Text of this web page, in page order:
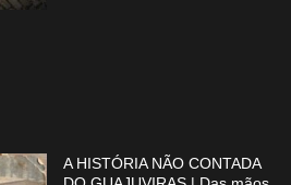
A HISTÓRIA NÃO CONTADA